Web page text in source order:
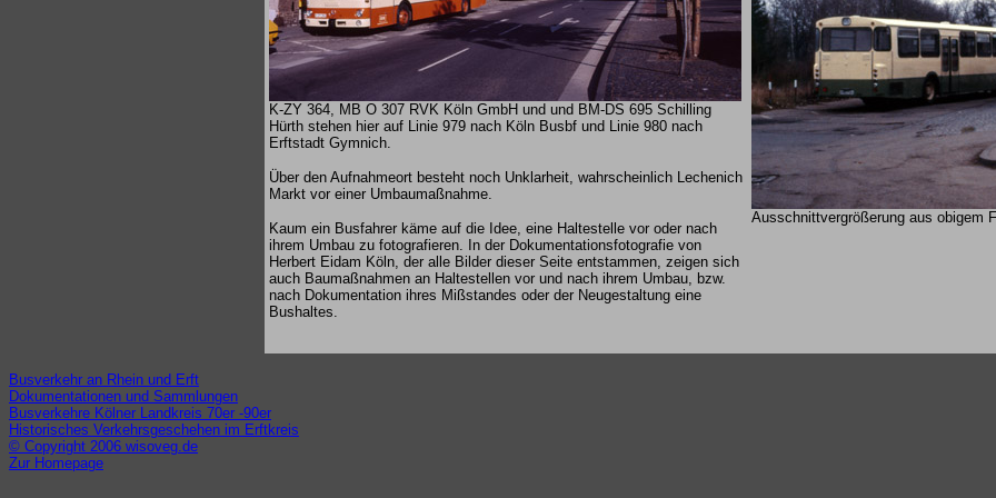
K-ZY 364, MB O 307 RVK Köln GmbH und und BM-DS 695 Schilling
Hürth stehen hier auf Linie 979 nach Köln Busbf und Linie 980 nach
Erftstadt Gymnich.
Über den Aufnahmeort besteht noch Unklarheit, wahrscheinlich Lechenich
Markt vor einer Umbaumaßnahme.
Kaum ein Busfahrer käme auf die Idee, eine Haltestelle vor oder nach
ihrem Umbau zu fotografieren. In der Dokumentationsfotografie von
Herbert Eidam Köln, der alle Bilder dieser Seite entstammen, zeigen sich
auch Baumaßnahmen an Haltestellen vor und nach ihrem Umbau, bzw.
nach Dokumentation ihres Mißstandes oder der Neugestaltung eine
Bushaltes.
Ausschnittvergrößerung aus obigem
Busverkehr an Rhein und Erft
Dokumentationen und Sammlungen
Busverkehre Kölner Landkreis 70er -90er
Historisches Verkehrsgeschehen im Erftkreis
© Copyright 2006 wisoveg.de
Zur Homepage